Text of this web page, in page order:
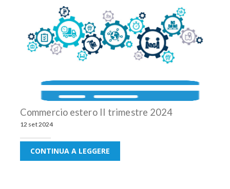
Commercio estero II trimestre 2024
12 set 2024
CONTINUA A LEGGERE